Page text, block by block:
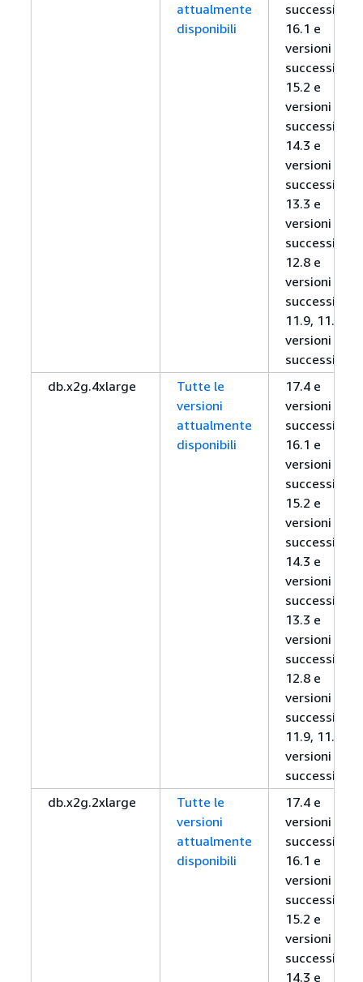
attualmente
disponibili
successive,
16.1 e
versioni
successive,
15.2 e
versioni
successive,
14.3 e
versioni
successive,
13.3 e
versioni
successive,
12.8 e
versioni
successive,
11.9, 11.12 e
versioni
successive
db.x2g.4xlarge
Tutte le
versioni
attualmente
disponibili
17.4 e
versioni
successive,
16.1 e
versioni
successive,
15.2 e
versioni
successive,
14.3 e
versioni
successive,
13.3 e
versioni
successive,
12.8 e
versioni
successive,
11.9, 11.12 e
versioni
successive
db.x2g.2xlarge
Tutte le
versioni
attualmente
disponibili
17.4 e
versioni
successive,
16.1 e
versioni
successive,
15.2 e
versioni
successive,
14.3 e